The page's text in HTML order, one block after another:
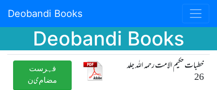
Deobandi Books
Deobandi Books
خطبات حکیم الامت رحمہ اللہ جلد
26
ﻓﮩﺮﺳﺖ
ﻣﻀﺎﻡیﻥ